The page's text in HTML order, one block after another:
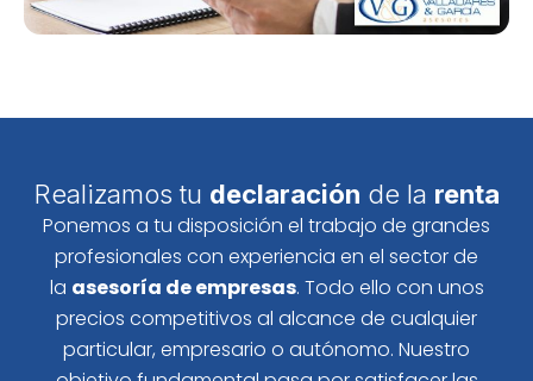
Realizamos tu declaración de la renta
Ponemos a tu disposición el trabajo de grandes
profesionales con experiencia en el sector de
la asesoría de empresas. Todo ello con unos
precios competitivos al alcance de cualquier
particular, empresario o autónomo. Nuestro